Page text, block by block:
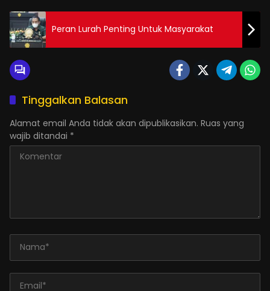
Peran Lurah Penting Untuk Masyarakat
Tinggalkan Balasan
Alamat email Anda tidak akan dipublikasikan. Ruas yang
wajib ditandai *